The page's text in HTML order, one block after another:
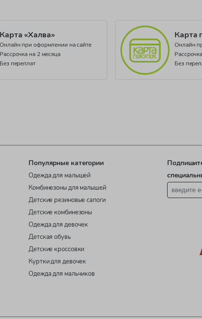
Карта «Халва»
Онлайн при оформлении на сайте
Рассрочка на 2 месяца
Без переплат
Карта
Онлайн
Без
Популярные категории
Одежда для малышей
Комбинезоны для малышей
Детские резиновые сапоги
Детские комбинезоны
Одежда для девочек
Детская обувь
Детские кроссовки
Куртки для девочек
Одежда для мальчиков